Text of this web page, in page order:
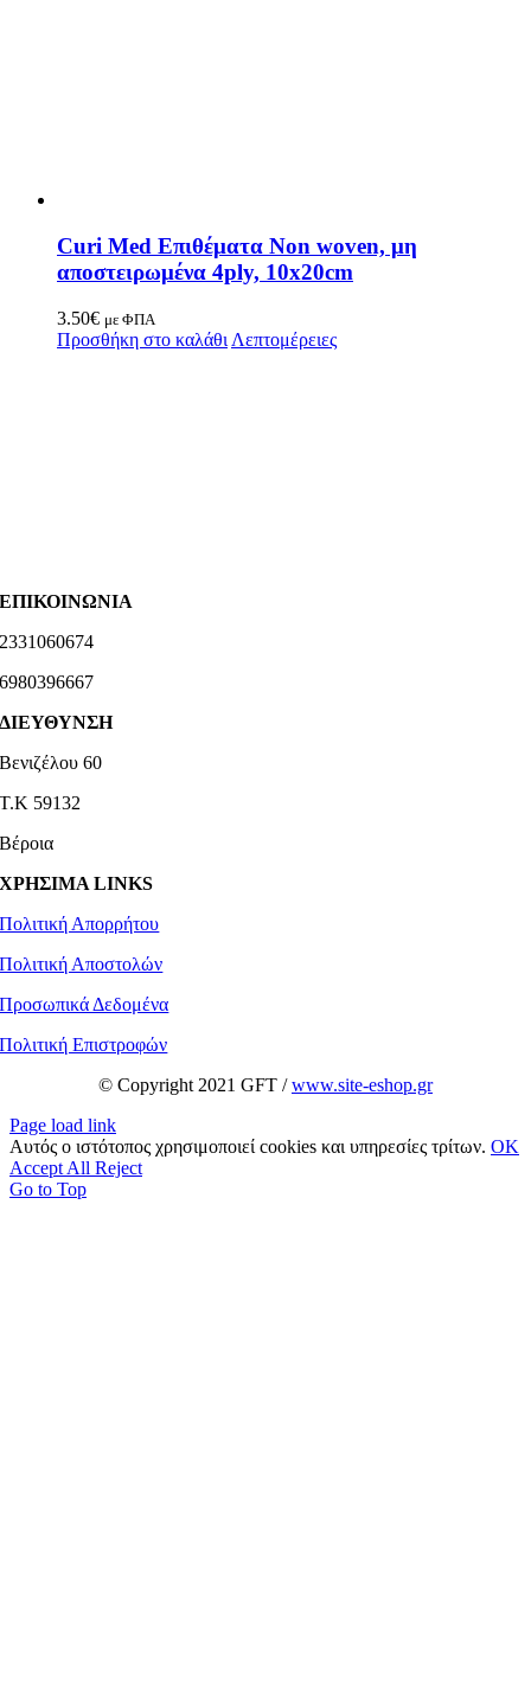
Curi Med Επιθέματα Non woven, μη
αποστειρωμένα 4ply, 10x20cm
3.50€ με ΦΠΑ
Προσθήκη στο καλάθι Λεπτομέρειες
ΕΠΙΚΟΙΝΩΝΙΑ
2331060674
6980396667
ΔΙΕΥΘΥΝΣΗ
Βενιζέλου 60
Τ.Κ 59132
Βέροια
ΧΡΗΣΙΜΑ LINKS
Πολιτική Απορρήτου
Πολιτική Αποστολών
Προσωπικά Δεδομένα
Πολιτική Επιστροφών
© Copyright 2021 GFT /www.site-eshop.gr
Page load link
Αυτός ο ιστότοπος χρησιμοποιεί cookies και υπηρεσίες τρίτων. OK
Accept All Reject
Go to Top